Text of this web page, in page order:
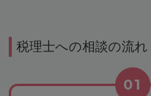
税理士への相談の流れ
01